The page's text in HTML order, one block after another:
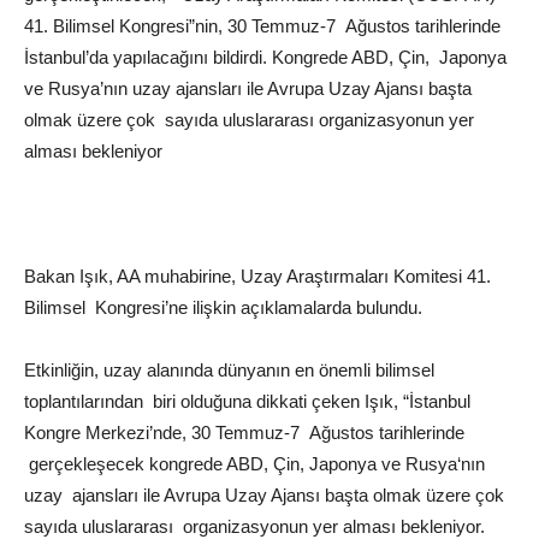
41. Bilimsel Kongresi”nin, 30 Temmuz-7 Ağustos tarihlerinde
İstanbul’da yapılacağını bildirdi. Kongrede ABD, Çin, Japonya
ve Rusya’nın uzay ajansları ile Avrupa Uzay Ajansı başta
olmak üzere çok sayıda uluslararası organizasyonun yer
alması bekleniyor
Bakan Işık, AA muhabirine, Uzay Araştırmaları Komitesi 41.
Bilimsel Kongresi’ne ilişkin açıklamalarda bulundu.
Etkinliğin, uzay alanında dünyanın en önemli bilimsel
toplantılarından biri olduğuna dikkati çeken Işık, “İstanbul
Kongre Merkezi’nde, 30 Temmuz-7 Ağustos tarihlerinde
gerçekleşecek kongredeABD, Çin, Japonya ve Rusya‘nın
uzay ajansları ileAvrupa Uzay Ajansı başta olmak üzere çok
sayıda uluslararası organizasyonun yer alması bekleniyor.